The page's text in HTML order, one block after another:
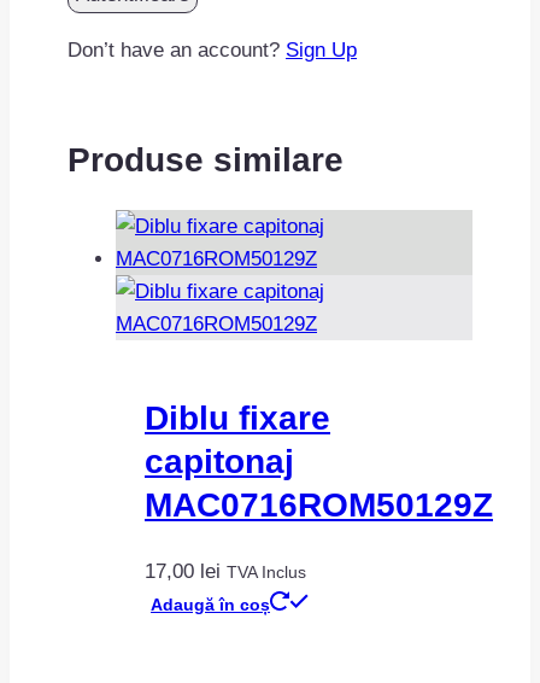
Don’t have an account? Sign Up
Produse similare
Diblu fixare
capitonaj
MAC0716ROM50129Z
17,00 lei TVA Inclus
Adaugă în coș